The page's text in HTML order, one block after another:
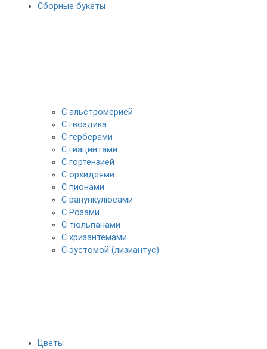
Сборные букеты
С альстромерией
С гвоздика
С герберами
С гиацинтами
С гортензией
С орхидеями
С пионами
С ранункулюсами
С Розами
С тюльпанами
С хризантемами
С эустомой (лизиантус)
Цветы